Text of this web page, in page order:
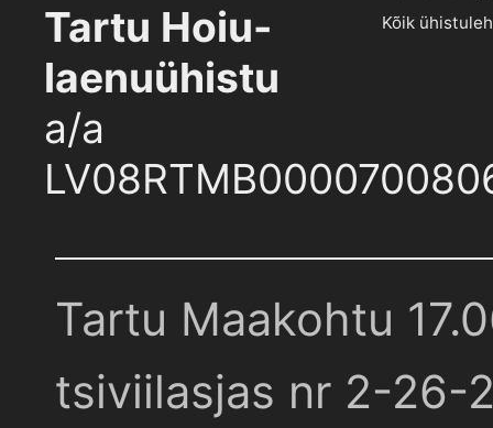
Tartu Hoiu-
laenuühistu
a/a
Kõik
Tartu Maakohtu
tsiviilasjas nr 2-26-